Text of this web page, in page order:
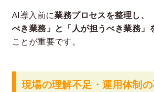
AI導入前に業務プロセスを整理し、
べき業務」と「人が担うべき業務」
ことが重要です。
現場の理解不足・運用体制